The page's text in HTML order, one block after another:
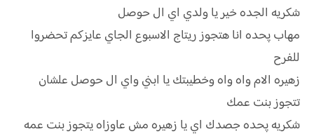
شكريه الجده خير يا ولدي اي ال حوصل
مهاب پحده انا هتجوز ريتاج الاسبوع الجاي عايزكم تحضروا
للفرح
زهيره الام واه واه وخطيبتك يا ابني واي ال حوصل علشان
تتجوز بنت عمك
شكريه پحده جصدك اي يا زهيره مش عاوزاه يتجوز بنت عمه